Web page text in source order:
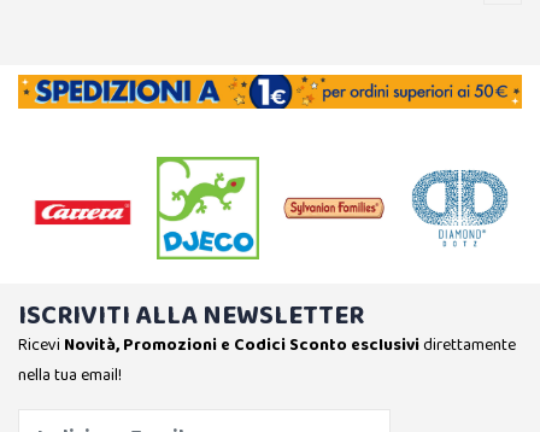
ISCRIVITI ALLA NEWSLETTER
Ricevi Novità, Promozioni e Codici Sconto esclusividirettamente
nella tua email!